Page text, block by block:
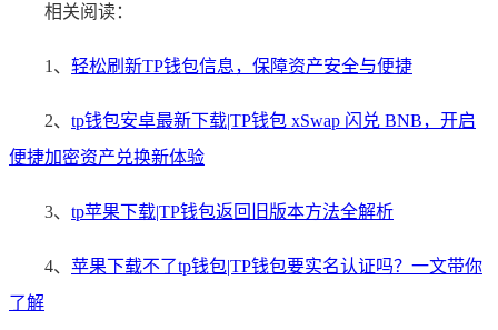
相关阅读：
1、 轻松刷新TP钱包信息，保障资产安全与便捷
2、 tp钱包安卓最新下载|TP钱包 xSwap 闪兑 BNB，开启
便捷加密资产兑换新体验
3、 tp苹果下载|TP钱包返回旧版本方法全解析
4、 苹果下载不了tp钱包|TP钱包要实名认证吗？一文带你
了解